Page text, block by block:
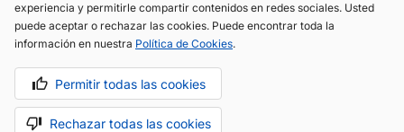
experiencia y permitirle compartir contenidos en redes sociales. Usted
puede aceptar o rechazar las cookies. Puede encontrar toda la
información en nuestra Política de Cookies.
Permitir todas las cookies
Rechazar todas las cookies
experiencia y permitirle compartir contenidos en redes sociales. Usted
puede aceptar o rechazar las cookies. Puede encontrar toda la
información en nuestra Política de Cookies.
Permitir todas las cookies
Rechazar todas las cookies
Aviso legal Política de cookies